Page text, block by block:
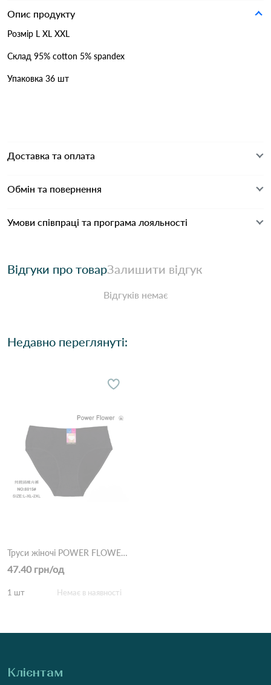
Опис продукту
Розмір L XL XXL
Склад 95% cotton 5% spandex
Упаковка 36 шт
Доставка та оплата
Обмін та повернення
Умови співпраці та програма лояльності
Відгуки про товарЗалишити відгук
Відгуків немає
Недавно переглянуті:
Труси жіночі POWER FLOWER 8815 12c Чорний
47.40 грн/од
1 шт Немає в наявності
Клієнтам